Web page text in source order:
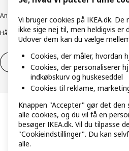
Ansvarlig rapportering Cookiepolitik
Digital
Håndtering af persondataSalgs- og
Fortryd dit køb Fortryd dit
Vi bruger cookies på IKEA.dk.
ikke sige nej til, men heldigvis er
Udover dem kan du vælge
Cookies, der måler, hvordan
Cookies, der personaliserer
indkøbskurv og huskeseddel
Cookies til reklame,
Knappen "Accepter" gør det den
alle cookies, og du vil få en
besøger IKEA.dk. Vil du tilpasse
"Cookieindstillinger". Du kan
alle.